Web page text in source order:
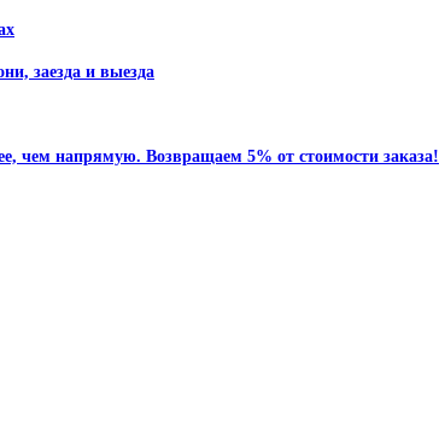
заезда и выезда
чем напрямую. Возвращаем 5% от стоимости заказа!